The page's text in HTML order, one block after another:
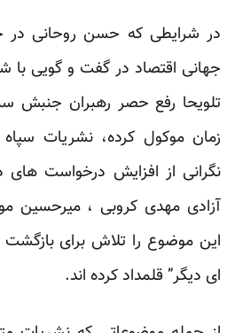
در شرایطی که حسن روحانی در
جهانی اقتصاد در گفت و گویی
تلویحا رفع حصر رهبران جنبش
زمان موکول کرده، نشریات سپاه
نگرانی از افزایش درخواست های
آزادی مهدی کروبی ، میرحسین
این موضوع را تلاش برای بازگشت
ای دیگر” قلمداد کرده اند.